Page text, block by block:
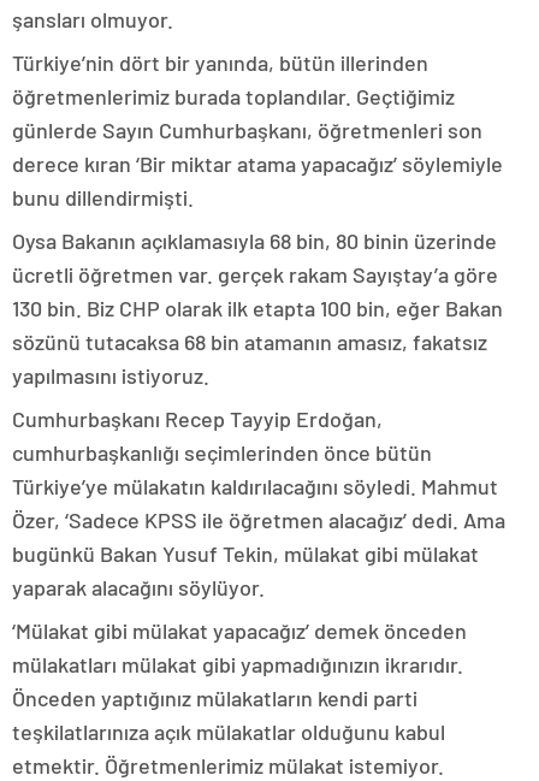
şansları olmuyor.
Türkiye’nin dört bir yanında, bütün illerinden
öğretmenlerimiz burada toplandılar. Geçtiğimiz
günlerde Sayın Cumhurbaşkanı, öğretmenleri son
derece kıran ‘Bir miktar atama yapacağız’ söylemiyle
bunu dillendirmişti.
Oysa Bakanın açıklamasıyla 68 bin, 80 binin üzerinde
ücretli öğretmen var. gerçek rakam Sayıştay’a göre
130 bin. Biz CHP olarak ilk etapta 100 bin, eğer Bakan
sözünü tutacaksa 68 bin atamanın amasız, fakatsız
yapılmasını istiyoruz.
Cumhurbaşkanı Recep Tayyip Erdoğan,
cumhurbaşkanlığı seçimlerinden önce bütün
Türkiye’ye mülakatın kaldırılacağını söyledi. Mahmut
Özer, ‘Sadece KPSS ile öğretmen alacağız’ dedi. Ama
bugünkü Bakan Yusuf Tekin, mülakat gibi mülakat
yaparak alacağını söylüyor.
‘Mülakat gibi mülakat yapacağız’ demek önceden
mülakatları mülakat gibi yapmadığınızın ikrarıdır.
Önceden yaptığınız mülakatların kendi parti
teşkilatlarınıza açık mülakatlar olduğunu kabul
etmektir. Öğretmenlerimiz mülakat istemiyor.